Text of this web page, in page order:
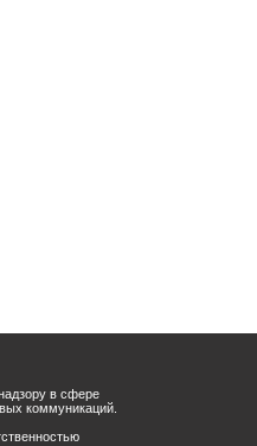
в сфере
коммуникаций.